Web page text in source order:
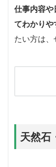
仕事内容や
てわかりや
たい方は、
天然石